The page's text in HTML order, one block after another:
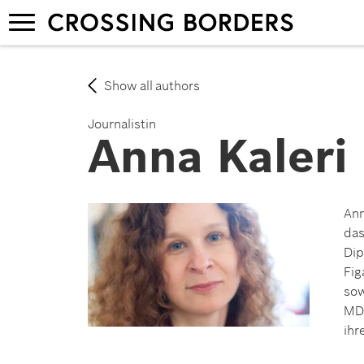
Skip
to
main
Toggle
navigation
Show all authors
Journalistin
Anna Kaleri